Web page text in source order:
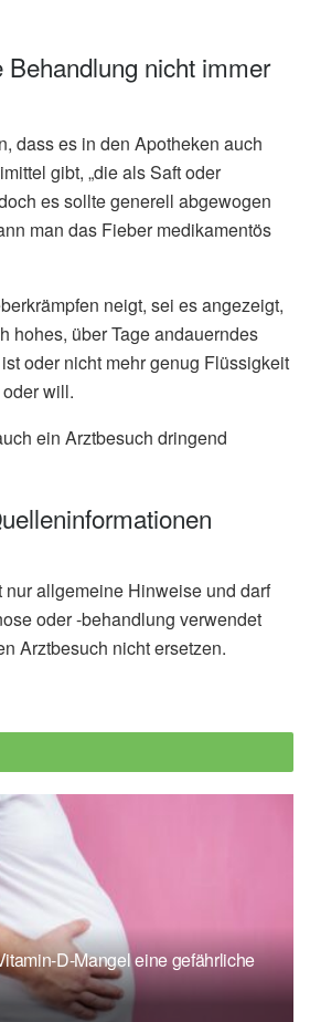
nicht immer
dass es in den Apotheken auch
gibt, „die als Saft oder
es sollte generell abgewogen
man das Fieber medikamentös
neigt, sei es angezeigt,
hohes, über Tage andauerndes
oder nicht mehr genug Flüssigkeit
will.
ein Arztbesuch dringend
allgemeine Hinweise und darf
oder -behandlung verwendet
Arztbesuch nicht ersetzen.
D-Mangel eine gefährliche